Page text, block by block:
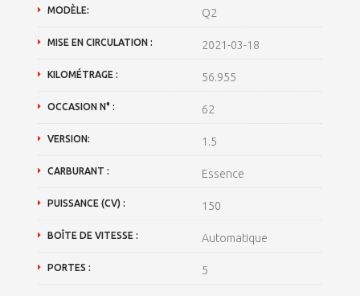
MODÈLE: Q2
MISE EN CIRCULATION : 2021-03-18
KILOMÉTRAGE : 56.955
OCCASION N° : 62
VERSION: 1.5
CARBURANT : Essence
PUISSANCE (CV) : 150
BOÎTE DE VITESSE : Automatique
PORTES : 5